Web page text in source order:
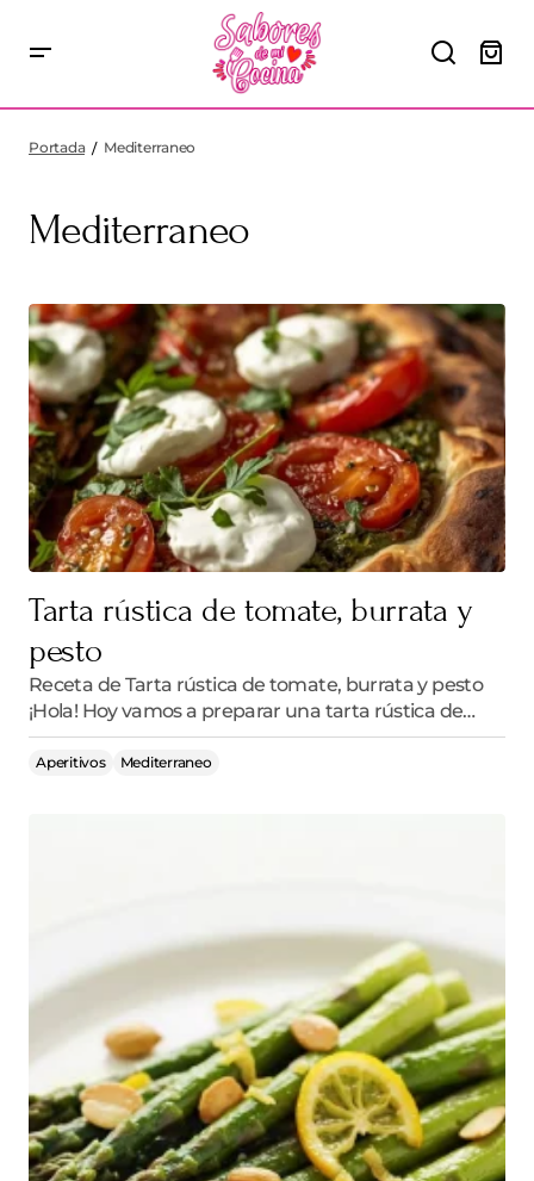
Portada Mediterraneo
Mediterraneo
Tarta rústica de tomate, burrata y
pesto
Receta de Tarta rústica de tomate, burrata y pesto
¡Hola! Hoy vamos a preparar una tarta rústica de…
Aperitivos Mediterraneo